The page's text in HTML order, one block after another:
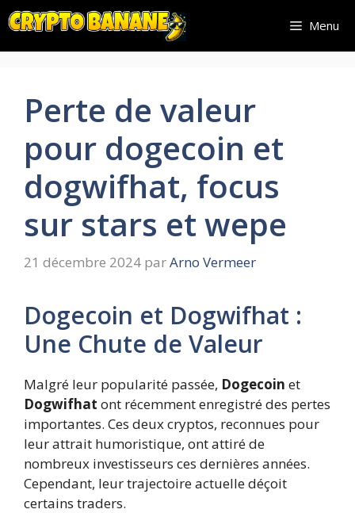
Aller
au
contenu
Menu
Perte de valeur
pour dogecoin et
dogwifhat, focus
sur stars et wepe
21 décembre 2024 parArno Vermeer
Dogecoin et Dogwifhat :
Une Chute de Valeur
Malgré leur popularité passée, Dogecoin et
Dogwifhat ont récemment enregistré des pertes
importantes. Ces deux cryptos, reconnues pour
leur attrait humoristique, ont attiré de
nombreux investisseurs ces dernières années.
Cependant, leur trajectoire actuelle déçoit
certains traders.